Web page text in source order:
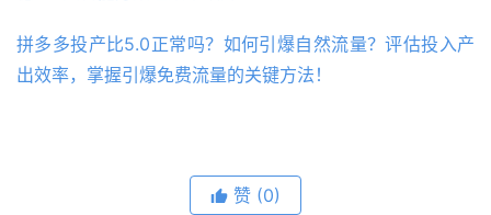
拼多多投产比5.0正常吗？如何引爆自然流量？评估投入产
出效率，掌握引爆免费流量的关键方法！
赞 (0)